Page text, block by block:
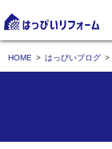
HOME はっぴいブログ